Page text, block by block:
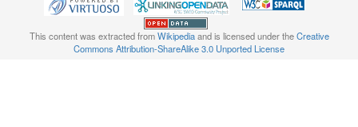
This content was extracted fromWikipediaand is licensed under theCreative
Commons Attribution-ShareAlike 3.0 Unported License